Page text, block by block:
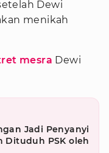
Dewi
menikah
mesra Dewi
Jadi Penyanyi
Dituduh PSK oleh